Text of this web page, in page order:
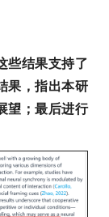
些结果支持了
果，指出本研
望；最后进行